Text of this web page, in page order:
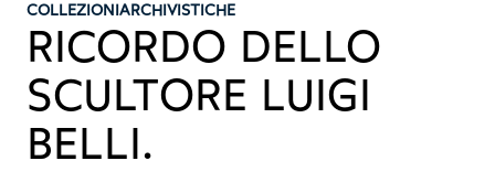
COLLEZIONIARCHIVISTICHE
RICORDO DELLO
SCULTORE LUIGI
BELLI.